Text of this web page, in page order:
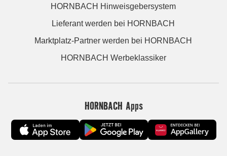
HORNBACH Hinweisgebersystem
Lieferant werden bei HORNBACH
Marktplatz-Partner werden bei HORNBACH
HORNBACH Werbeklassiker
HORNBACH Apps